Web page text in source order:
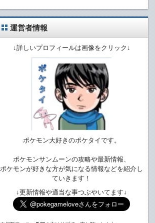
運営者情報
↓詳しいプロフィールは画像をクリック↓
ポケモン大好きのポケタイです。
ポケモンサンムーンの攻略や最新情報、
ポケモンが好きな方が気になる情報などを紹介し
ていきます！
↓更新情報や適当な事つぶやいてます↓